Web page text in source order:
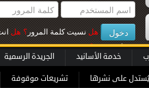
هل نسيت كلمة المرور ؟ هل
عميل جديــد؟
خدمة الأسانيد الجريدة الرسمية
على نشرها تشريعات موقوفة